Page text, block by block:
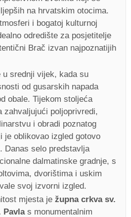
na hrvatskim otocima.
i bogatoj kulturnoj
odredište za posjetitelje
Brač izvan najpoznatijih
srednji vijek, kada su
od gusarskih napada
obale. Tijekom stoljeća
zahvaljujući poljoprivredi,
i obradi poznatog
je oblikovao izgled gotovo
Danas selo predstavlja
dalmatinske gradnje, s
dvorištima i uskim
svoj izvorni izgled.
mjesta je župna crkva sv.
Pavlas monumentalnim